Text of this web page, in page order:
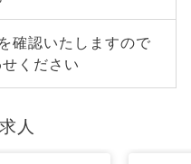
確認いたしますので
ください
人